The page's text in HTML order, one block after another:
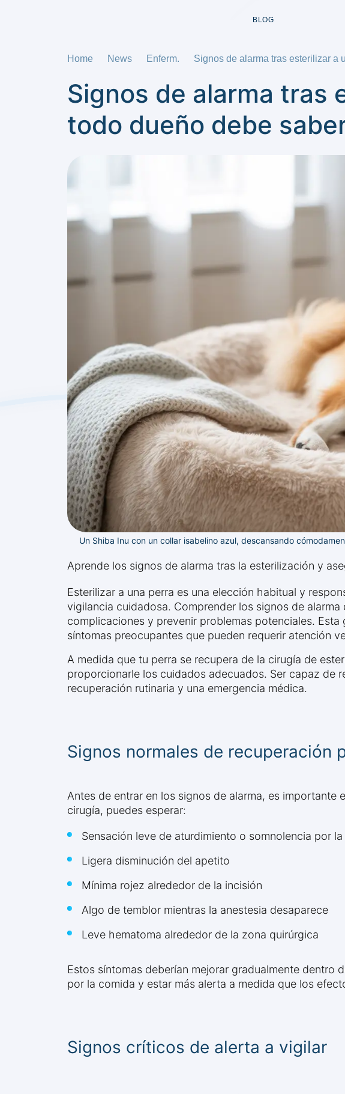
BLOG
Home News Enferm. Signos de alarma tras esterilizar a
Signos de alarma tras
todo dueño debe
Un Shiba Inu con un collar isabelino azul, descansando
Aprende los signos de alarma tras la esterilización y
Esterilizar a una perra es una elección habitual y
vigilancia cuidadosa. Comprender los signos de
complicaciones y prevenir problemas potenciales.
síntomas preocupantes que pueden requerir atención
A medida que tu perra se recupera de la cirugía de
proporcionarle los cuidados adecuados. Ser capaz de
recuperación rutinaria y una emergencia médica.
Signos normales de recuperación
Antes de entrar en los signos de alarma, es importante
cirugía, puedes esperar:
Sensación leve de aturdimiento o somnolencia por la
Ligera disminución del apetito
Mínima rojez alrededor de la incisión
Algo de temblor mientras la anestesia desaparece
Leve hematoma alrededor de la zona quirúrgica
Estos síntomas deberían mejorar gradualmente dentro
por la comida y estar más alerta a medida que los
Signos críticos de alerta a vigilar